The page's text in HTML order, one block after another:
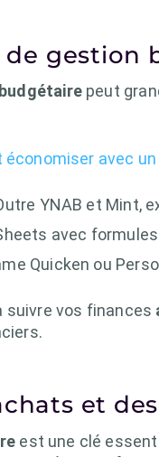
de gestion
peut
économiser avec
YNAB et Mint,
avec
Quicken ou
suivre vos finances
et
est une clé